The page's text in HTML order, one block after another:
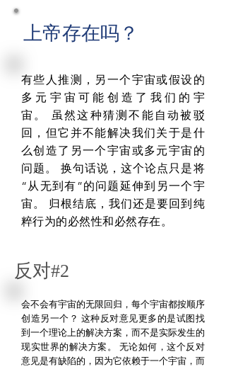
上帝存在吗？
有些人推测，另一个宇宙或假设的
多元宇宙可能创造了我们的宇
宙。 虽然这种猜测不能自动被驳
回，但它并不能解决我们关于是什
么创造了另一个宇宙或多元宇宙的
问题。 换句话说，这个论点只是将
“从无到有”的问题延伸到另一个宇
宙。 归根结底，我们还是要回到纯
粹行为的必然性和必然存在。
反对#2
会不会有宇宙的无限回归，每个宇宙都按顺序
创造另一个？ 这种反对意见更多的是试图找
到一个理论上的解决方案，而不是实际发生的
现实世界的解决方案。
无论如何，这个反对
意见是有缺陷的，因为它依赖于一个宇宙，而